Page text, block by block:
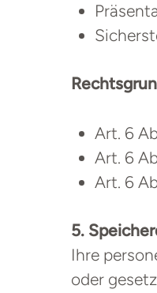
Art. 6
Art. 6
Art. 6
5.
Ihre
oder